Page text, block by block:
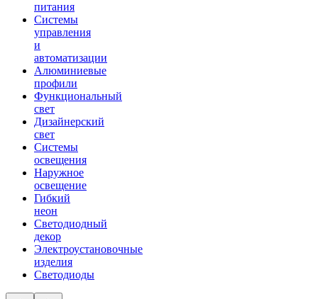
питания
Системы
управления
и
автоматизации
Алюминиевые
профили
Функциональный
свет
Дизайнерский
свет
Системы
освещения
Наружное
освещение
Гибкий
неон
Светодиодный
декор
Электроустановочные
изделия
Светодиоды